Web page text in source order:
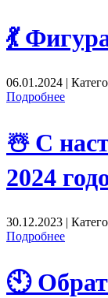
💃
06.01.2024 |
Подробнее
☃️ С
2024
30.12.2023 |
Подробнее
🕙